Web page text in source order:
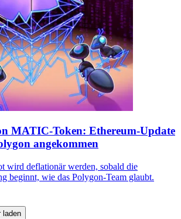
MATIC-Token: Ethereum-Update
angekommen
wird deflationär werden, sobald die
beginnt, wie das Polygon-Team glaubt.
laden